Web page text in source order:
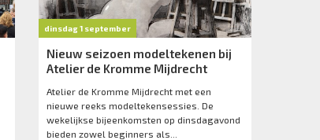
dinsdag 1 september
Nieuw seizoen modeltekenen bij
Atelier de Kromme Mijdrecht
Atelier de Kromme Mijdrecht met een
nieuwe reeks modeltekensessies. De
wekelijkse bijeenkomsten op dinsdagavond
bieden zowel beginners als...